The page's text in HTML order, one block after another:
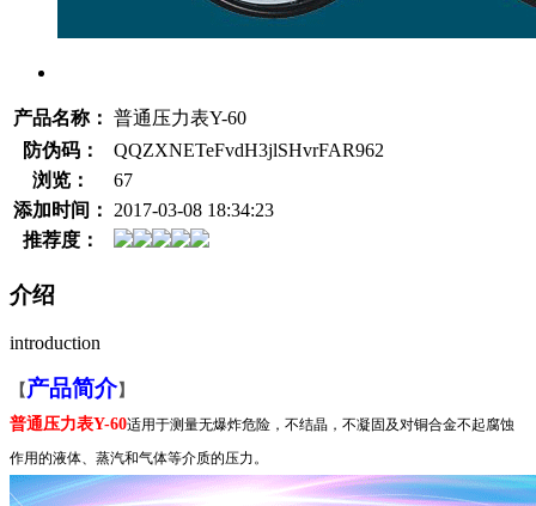
产品名称： 普通压力表Y-60
防伪码：
QQZXNETeFvdH3jlSHvrFAR962
浏览：
67
添加时间：
2017-03-08 18:34:23
推荐度：
介绍
introduction
【 产品简介】
普通压力表Y-60适用于测量无爆炸危险，不结晶，不凝固及对铜合金不起腐蚀
作用的液体、蒸汽和气体等介质的压力。